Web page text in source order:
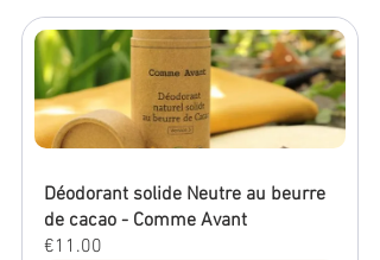
Déodorant solide Neutre au beurre
de cacao - Comme Avant
€11.00